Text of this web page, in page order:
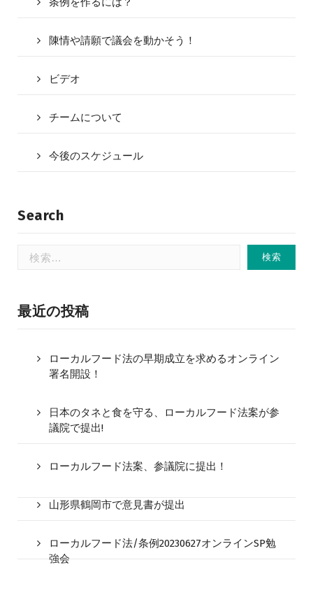
陳情や請願で議会を動かそう！
ビデオ
チームについて
今後のスケジュール
Search
最近の投稿
ローカルフード法の早期成立を求めるオンライン
署名開設！
日本のタネと食を守る、ローカルフード法案が参
議院で提出!
ローカルフード法案、参議院に提出！
山形県鶴岡市で意見書が提出
ローカルフード法/条例20230627オンラインSP勉
強会